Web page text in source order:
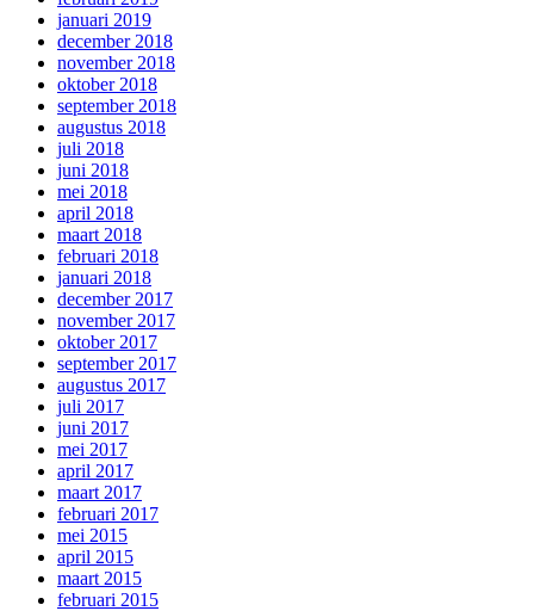
januari 2019
december 2018
november 2018
oktober 2018
september 2018
augustus 2018
juli 2018
juni 2018
mei 2018
april 2018
maart 2018
februari 2018
januari 2018
december 2017
november 2017
oktober 2017
september 2017
augustus 2017
juli 2017
juni 2017
mei 2017
april 2017
maart 2017
februari 2017
mei 2015
april 2015
maart 2015
februari 2015